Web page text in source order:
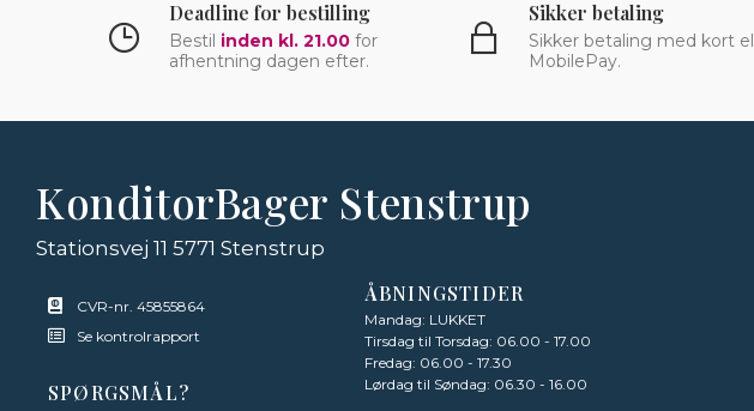
Deadline for bestilling
Bestil inden kl. 21.00 for
afhentning dagen efter.
Sikker betaling
Sikker betaling med kort
MobilePay.
KonditorBager Stenstrup
Stationsvej 11 5771 Stenstrup
CVR-nr. 45855864
Se kontrolrapport
SPØRGSMÅL?
ÅBNINGSTIDER
Mandag: LUKKET
Tirsdag til Torsdag: 06.00 - 17.00
Fredag: 06.00 - 17.30
Lørdag til Søndag: 06.30 - 16.00